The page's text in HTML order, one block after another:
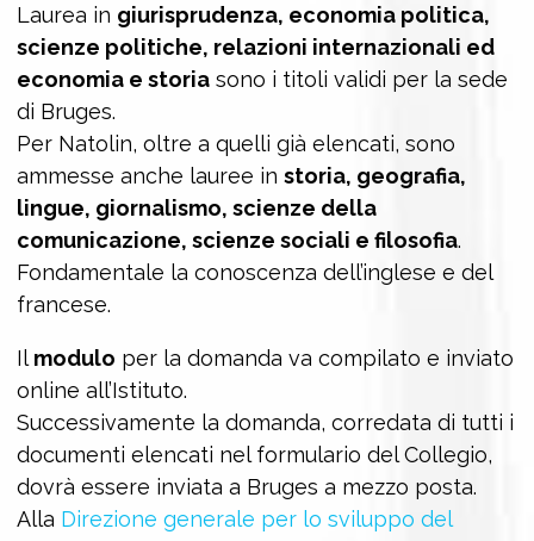
Laurea in giurisprudenza, economia politica,
scienze politiche, relazioni internazionali ed
economia e storiasono i titoli validi per la sede
di Bruges.
Per Natolin, oltre a quelli già elencati, sono
ammesse anche lauree in storia, geografia,
lingue, giornalismo, scienze della
comunicazione, scienze sociali e filosofia.
Fondamentale la conoscenza dell’inglese e del
francese.
Il modulo per la domanda va compilato e inviato
online all’Istituto.
Successivamente la domanda, corredata di tutti i
documenti elencati nel formulario del Collegio,
dovrà essere inviata a Bruges a mezzo posta.
Alla Direzione generale per lo sviluppo del